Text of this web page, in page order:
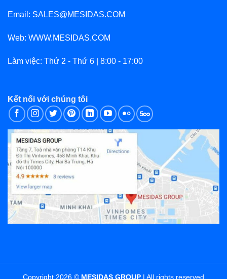
Email: SALES@MESIDAS.COM
Web: WWW.MESIDAS.COM
Làm việc: Thứ 2 - Thứ 6 | 8:00 - 17:00
Kết nối với chúng tôi
Copyright 2026 © MESIDAS GROUP | All rights reserved